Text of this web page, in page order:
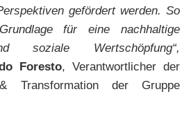
gefördert werden. So
für eine nachhaltige
soziale Wertschöpfung“,
Foresto, Verantwortlicher der
Transformation der Gruppe